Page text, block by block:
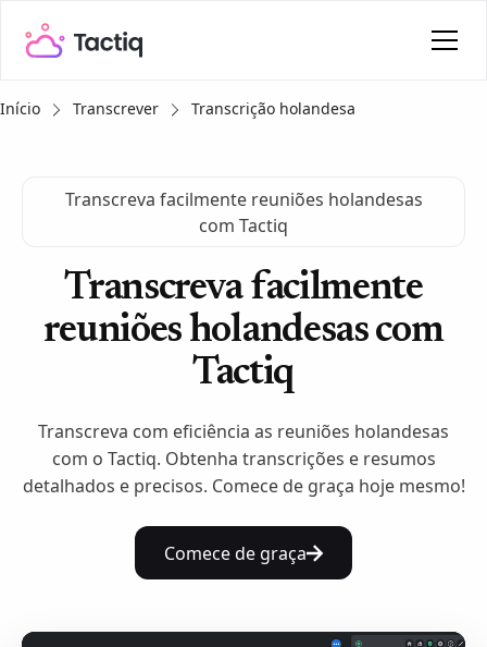
Início Transcrever Transcrição holandesa
Transcreva facilmente reuniões holandesas
com Tactiq
Transcreva facilmente
reuniões holandesas com
Tactiq
Transcreva com eficiência as reuniões holandesas
com o Tactiq. Obtenha transcrições e resumos
detalhados e precisos. Comece de graça hoje mesmo!
Comece de graça